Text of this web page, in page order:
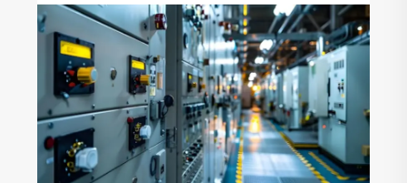
क्या आपका नियंत्रण कक्ष खतरे में है?
और देखें >>